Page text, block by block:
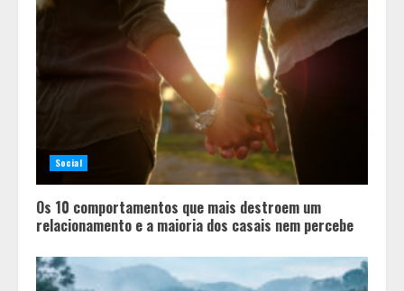
Social
Os 10 comportamentos que mais destroem um
relacionamento e a maioria dos casais nem percebe